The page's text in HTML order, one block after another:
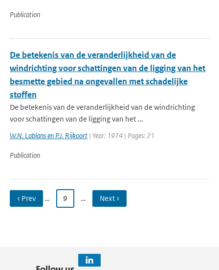
Publication
De betekenis van de veranderlijkheid van de
windrichting voor schattingen van de ligging van het
besmette gebied na ongevallen met schadelijke
stoffen
De betekenis van de veranderlijkheid van de windrichting
voor schattingen van de ligging van het ...
W.N. Lablans en P.J. Rijkoort | Year: 1974 | Pages: 21
Publication
‹ Prev … 9 … Next ›